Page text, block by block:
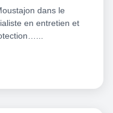
dans le
en entretien et